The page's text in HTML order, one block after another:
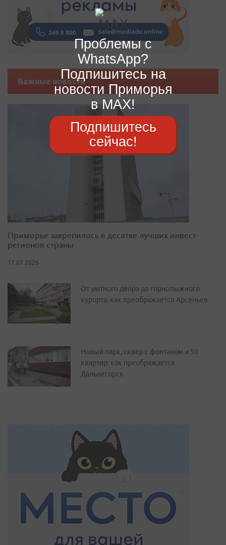
Важные новости
Приморье закрепилось в десятке лучших инвест-
регионов страны
17.07.2026
От уютного двора до горнолыжного
курорта: как преображается Арсеньев
Новый парк, сквер с фонтаном и 50
квартир: как преображается
Дальнегорск
Проблемы с
WhatsApp?
Подпишитесь на
новости Приморья
в MAX!
Подпишитесь
сейчас!